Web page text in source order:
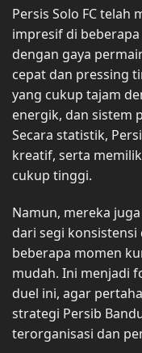
Persis Solo FC
impresif di
dengan gaya
cepat dan pressing
yang cukup tajam
energik, dan sistem
Secara statistik,
kreatif, serta
cukup tinggi.
Namun, mereka
dari segi
beberapa momen
mudah. Ini menjadi
duel ini, agar
strategi Persib
terorganisasi dan